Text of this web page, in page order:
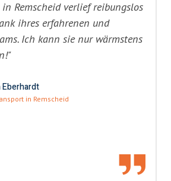
Remscheid verlief reibungslos
ihres erfahrenen und
Ich kann sie nur wärmstens
in Remscheid